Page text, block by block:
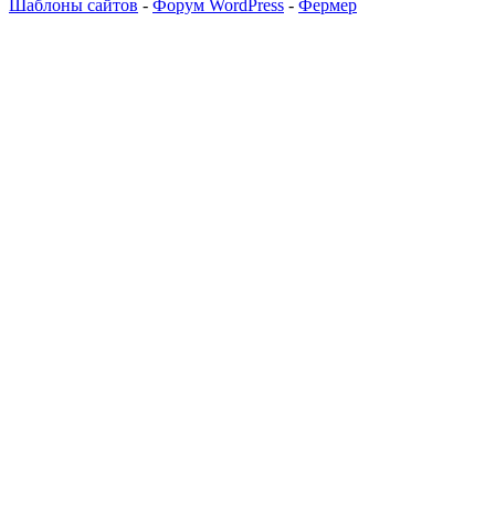
Шаблоны сайтов - Форум WordPress - Фермер